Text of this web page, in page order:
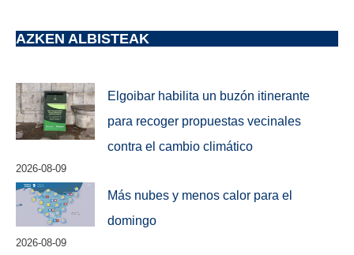
AZKEN ALBISTEAK
Elgoibar habilita un buzón itinerante
para recoger propuestas vecinales
contra el cambio climático
2026-08-09
Más nubes y menos calor para el
domingo
2026-08-09